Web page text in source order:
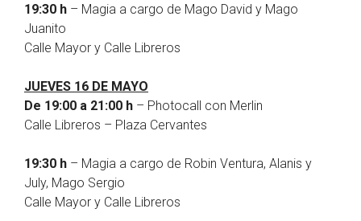
19:30 h – Magia a cargo de Mago David y Mago
Juanito
Calle Mayor y Calle Libreros
JUEVES 16 DE MAYO
De 19:00 a 21:00 h – Photocall con Merlin
Calle Libreros – Plaza Cervantes
19:30 h – Magia a cargo de Robin Ventura, Alanis y
July, Mago Sergio
Calle Mayor y Calle Libreros